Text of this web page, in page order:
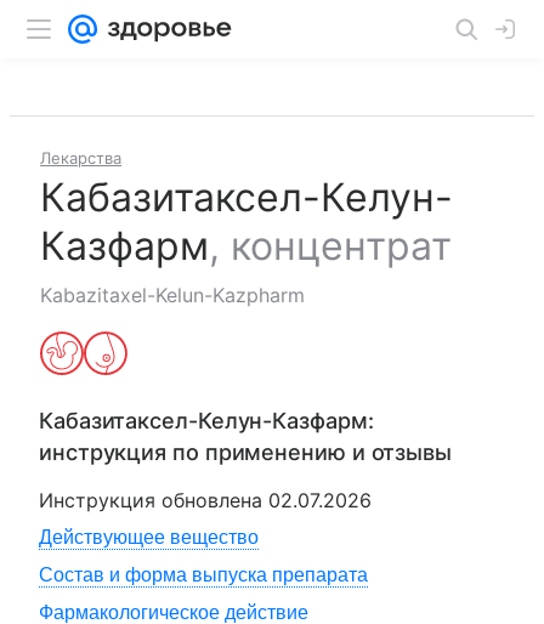
Лекарства
Кабазитаксел-Келун-
Казфарм, концентрат
Kabazitaxel-Kelun-Kazpharm
Кабазитаксел-Келун-Казфарм:
инструкция по применению и отзывы
Инструкция обновлена 02.07.2026
Действующее вещество
Состав и форма выпуска препарата
Фармакологическое действие